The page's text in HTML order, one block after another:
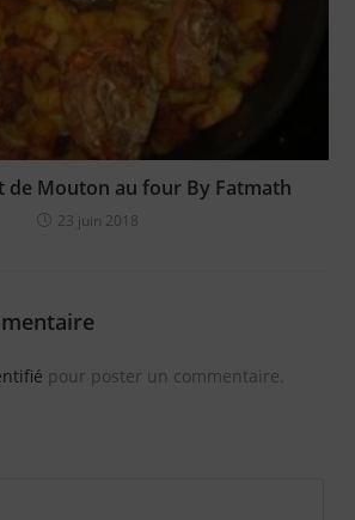
de Mouton au four By Fatmath
23 juin 2018
pour poster un commentaire.